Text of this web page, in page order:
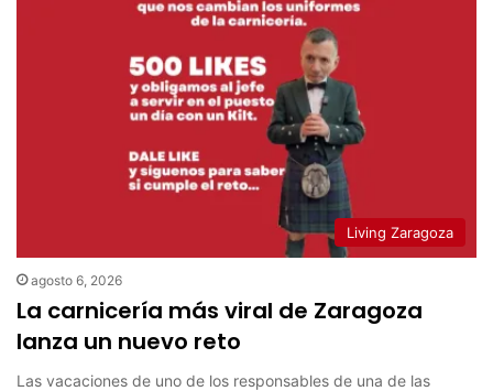
Living Zaragoza
agosto 6, 2026
La carnicería más viral de Zaragoza
lanza un nuevo reto
Las vacaciones de uno de los responsables de una de las